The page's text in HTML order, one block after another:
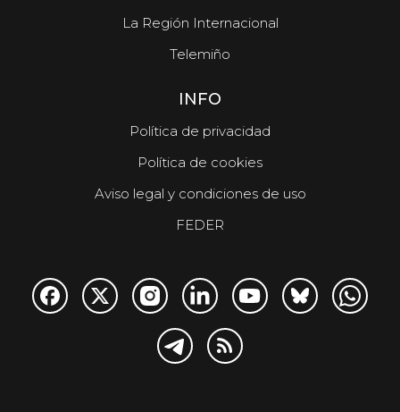
La Región Internacional
Telemiño
INFO
Política de privacidad
Política de cookies
Aviso legal y condiciones de uso
FEDER